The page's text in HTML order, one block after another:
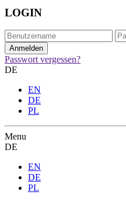
LOGIN
Passwort vergessen?
DE
EN
DE
PL
Menu
DE
EN
DE
PL